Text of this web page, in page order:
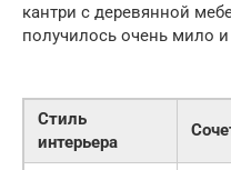
кантри с деревянной
получилось очень мило
Стиль
интерьера